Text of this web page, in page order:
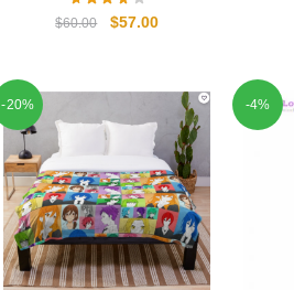
$60.00
Le
était :
$60.00.
$57.00Le
est :
$57.00.
-20% -4%